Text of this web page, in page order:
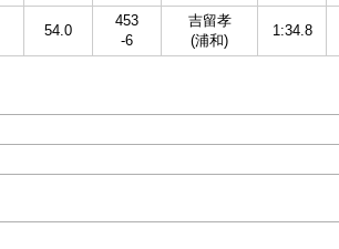
54.0
453
-6
吉留孝
(浦和)
1:34.8